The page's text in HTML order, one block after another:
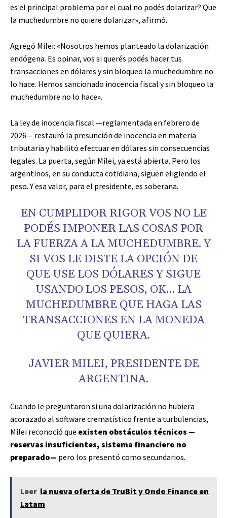
es el principal problema por el cual no podés dolarizar? Que
la muchedumbre no quiere dolarizar», afirmó.
Agregó Milei: «Nosotros hemos planteado la dolarización
endógena. Es opinar, vos si querés podés hacer tus
transacciones en dólares y sin bloqueo la muchedumbre no
lo hace. Hemos sancionado inocencia fiscal y sin bloqueo la
muchedumbre no lo hace».
La ley de inocencia fiscal —reglamentada en febrero de
2026— restauró la presunción de inocencia en materia
tributaria y habilitó efectuar en dólares sin consecuencias
legales. La puerta, según Milei, ya está abierta. Pero los
argentinos, en su conducta cotidiana, siguen eligiendo el
peso. Y esa valor, para el presidente, es soberana.
EN CUMPLIDOR RIGOR VOS NO LE
PODÉS IMPONER LAS COSAS POR
LA FUERZA A LA MUCHEDUMBRE. Y
SI VOS LE DISTE LA OPCIÓN DE
QUE USE LOS DÓLARES Y SIGUE
USANDO LOS PESOS, OK… LA
MUCHEDUMBRE QUE HAGA LAS
TRANSACCIONES EN LA MONEDA
QUE QUIERA.
JAVIER MILEI, PRESIDENTE DE
ARGENTINA.
Cuando le preguntaron si una dolarización no hubiera
acorazado al software crematístico frente a turbulencias,
Milei reconoció que existen obstáculos técnicos —
reservas insuficientes, sistema financiero no
preparado— pero los presentó como secundarios.
Leer la nueva oferta de TruBit y Ondo Finance en
Latam